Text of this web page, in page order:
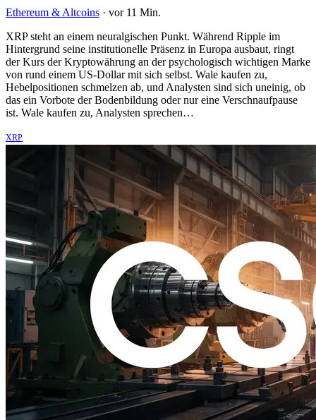
Ethereum & Altcoins · vor 11 Min.
XRP steht an einem neuralgischen Punkt. Während Ripple im
Hintergrund seine institutionelle Präsenz in Europa ausbaut, ringt
der Kurs der Kryptowährung an der psychologisch wichtigen Marke
von rund einem US-Dollar mit sich selbst. Wale kaufen zu,
Hebelpositionen schmelzen ab, und Analysten sind sich uneinig, ob
das ein Vorbote der Bodenbildung oder nur eine Verschnaufpause
ist. Wale kaufen zu, Analysten sprechen…
XRP